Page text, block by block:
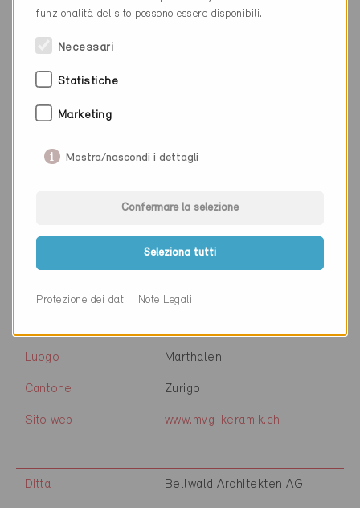
Cantone Zurigo
Sito web
Ditta
Luogo
Zurigo
Ditta Marcel von Gunten GmbH
Luogo Marthalen
Cantone Zurigo
Sito web www.mvg-keramik.ch
Ditta Bellwald Architekten AG
funzionalità del sito possono essere disponibili.
Necessari
Statistiche
Marketing
Mostra/nascondi i dettagli
Confermare la selezione
Seleziona tutti
Protezione dei dati Note Legali